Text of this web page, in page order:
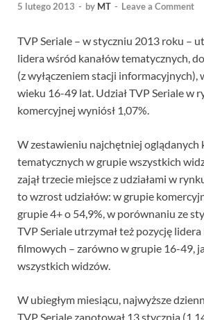
5 lutego 2013 - by MT - Leave a Comment
TVP Seriale – w styczniu 2013 roku –
lidera wśród kanałów tematycznych,
(z wyłączeniem stacji informacyjnych),
wieku 16-49 lat. Udział TVP Seriale w
komercyjnej wyniósł 1,07%.
W zestawieniu najchętniej oglądanych
tematycznych w grupie wszystkich
zajął trzecie miejsce z udziałami w
to wzrost udziałów: w grupie
grupie 4+ o 54,9%, w porównaniu ze
TVP Seriale utrzymał też pozycję
filmowych – zarówno w grupie 16-49,
wszystkich widzów.
W ubiegłym miesiącu, najwyższe
TVP Seriale zanotował 13 stycznia